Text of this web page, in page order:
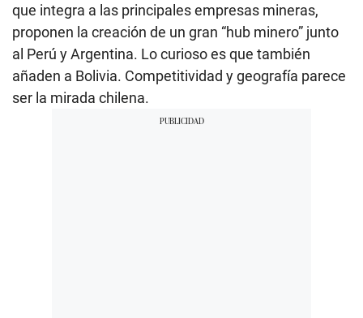
que integra a las principales empresas mineras,
proponen la creación de un gran “hub minero” junto
al Perú y Argentina. Lo curioso es que también
añaden a Bolivia. Competitividad y geografía parece
ser la mirada chilena.